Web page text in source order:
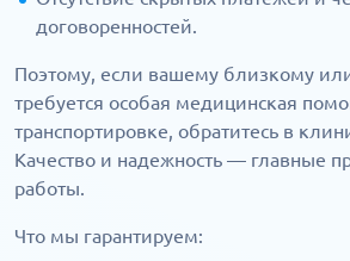
договоренностей.
Поэтому, если вашему близкому
требуется особая медицинская
транспортировке, обратитесь в
Качество и надежность — главные
работы.
Что мы гарантируем: